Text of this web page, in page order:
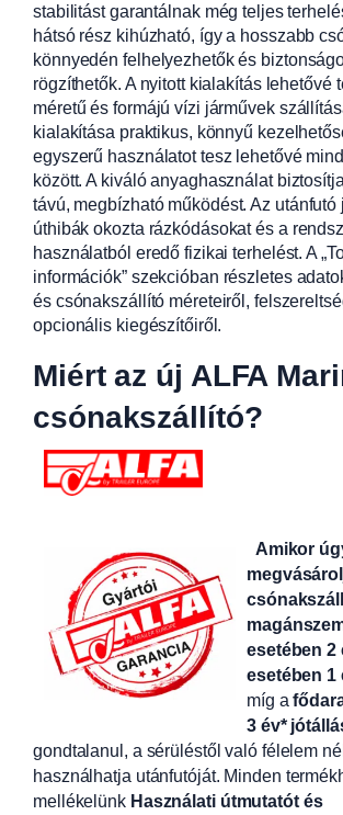
stabilitást garantálnak még teljes
hátsó rész kihúzható, így a hosszabb
könnyedén felhelyezhetők és
rögzíthetők. A nyitott kialakítás lehetővé
méretű és formájú vízi járművek
kialakítása praktikus, könnyű
egyszerű használatot tesz lehetővé
között. A kiváló anyaghasználat
távú, megbízható működést. Az utánfutó
úthibák okozta rázkódásokat és a
használatból eredő fizikai terhelést. A
információk” szekcióban részletes
és csónakszállító méreteiről,
opcionális kiegészítőiről.
Miért az új ALFA
csónakszállító?
Amikor
esetében 2
esetében 1
míg a
3 év*
gondtalanul, a sérüléstől való félelem
használhatja utánfutóját. Minden
mellékelünk Használati útmutatót és